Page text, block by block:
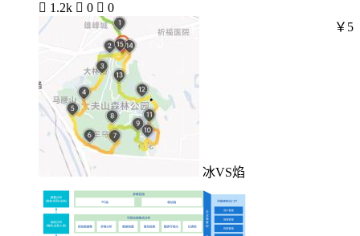
 1.2k  0  0
冰VS焰
￥5